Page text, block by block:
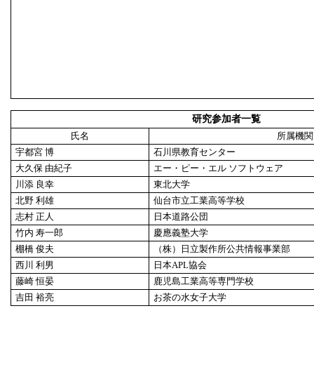
研究参加者一覧
氏名
所属機関
宇都宮 博
石川県教育センター
大久保 由紀子
エー・ピー・エル ソフトウェア
川添 良幸
東北大学
北野 利雄
仙台市立工業高等学校
志村 正人
日本道路公団
竹内 寿一郎
慶應義塾大学
棚橋 俊夫
（株）日立製作所公共情報事業部
西川 利男
日本APL協会
藤崎 恒晏
鹿児島工業高等専門学校
吉田 裕亮
お茶の水女子大学